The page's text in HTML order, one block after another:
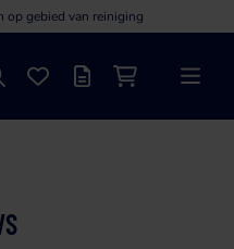
op gebied van reiniging
Favorieten
OffertelijstWinkelwagen
Menu